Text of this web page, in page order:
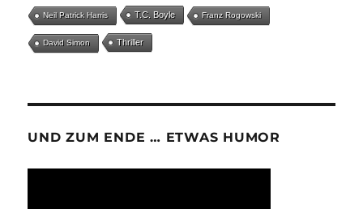
Neil Patrick Harris T.C. Boyle Franz Rogowski
David Simon Thriller
UND ZUM ENDE … ETWAS HUMOR